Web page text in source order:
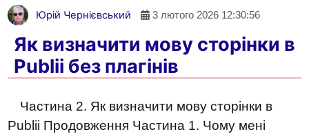
Юрій Чернієвський 3 лютого 2026 12:30:56
Як визначити мову сторінки в
Publii без плагінів
Частина 2. Як визначити мову сторінки в
Publii Продовження Частина 1. Чому мені